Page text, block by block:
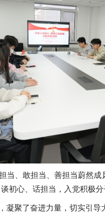
、敢担当、善担当蔚然
初心、话担当，入党积极
凝聚了奋进力量，切实引